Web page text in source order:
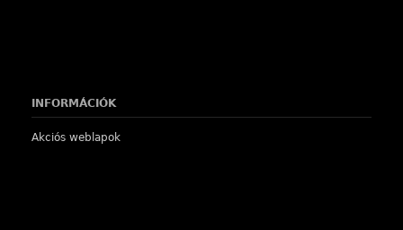
INFORMÁCIÓK
Akciós weblapok